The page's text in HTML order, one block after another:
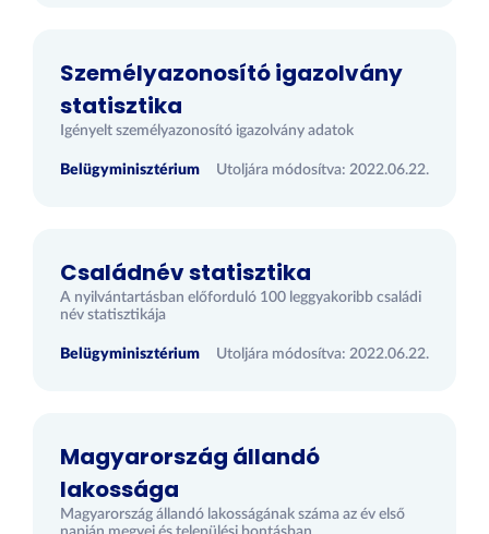
Személyazonosító igazolvány
statisztika
Igényelt személyazonosító igazolvány adatok
Belügyminisztérium Utoljára módosítva: 2022.06.22.
Családnév statisztika
A nyilvántartásban előforduló 100 leggyakoribb családi
név statisztikája
Belügyminisztérium Utoljára módosítva: 2022.06.22.
Magyarország állandó
lakossága
Magyarország állandó lakosságának száma az év első